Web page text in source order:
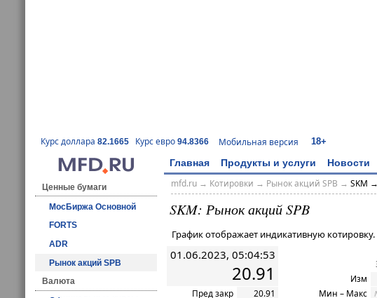
Курс доллара 82.1665 Курс евро 94.8366 Мобильная версия 18+
Главная Продукты и услуги Новости
Ценные бумаги
МосБиржа Основной
FORTS
ADR
Рынок акций SPB
Валюта
mfd.ru→ Котировки → Рынок акций SPB → SKM
SKM: Рынок акций SPB
График отображает индикативную котировку.
01.06.2023, 05:04:53
20.91
Пред закр
20.91
Изм
Мин – Макс